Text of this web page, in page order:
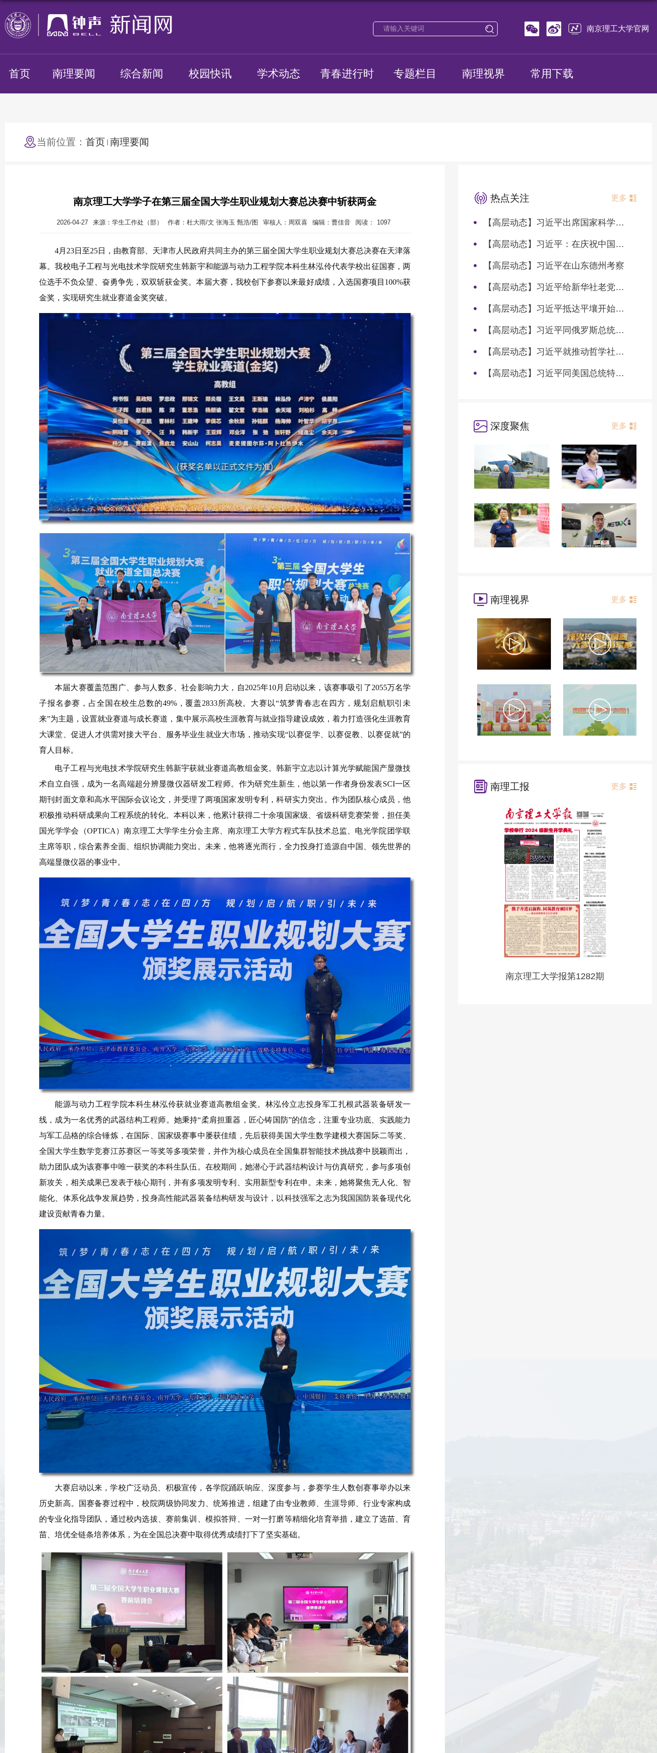
南京理工大学官网
首页 南理要闻 综合新闻 校园快讯 学术动态 青春进行时 专题栏目 南理视界 常用下载
当前位置： 首页 南理要闻
南京理工大学学子在第三届全国大学生职业规划大赛总决赛中斩获两金
2026-04-27 来源：学生工作处（部） 作者：杜大雨/文 张海玉 甄浩/图 审核人：周双喜 编辑：曹佳音 阅读： 1097
4月23日至25日，由教育部、天津市人民政府共同主办的第三届全国大学生职业规划大赛总决赛在天津落
幕。我校电子工程与光电技术学院研究生韩新宇和能源与动力工程学院本科生林泓伶代表学校出征国赛，两
位选手不负众望、奋勇争先，双双斩获金奖。本届大赛，我校创下参赛以来最好成绩，入选国赛项目100%获
金奖，实现研究生就业赛道金奖突破。
本届大赛覆盖范围广、参与人数多、社会影响力大，自2025年10月启动以来，该赛事吸引了2055万名学
子报名参赛，占全国在校生总数的49%，覆盖2833所高校。大赛以“筑梦青春志在四方，规划启航职引未
来”为主题，设置就业赛道与成长赛道，集中展示高校生涯教育与就业指导建设成效，着力打造强化生涯教育
大课堂、促进人才供需对接大平台、服务毕业生就业大市场，推动实现“以赛促学、以赛促教、以赛促就”的
育人目标。
电子工程与光电技术学院研究生韩新宇获就业赛道高教组金奖。韩新宇立志以计算光学赋能国产显微技
术自立自强，成为一名高端超分辨显微仪器研发工程师。作为研究生新生，他以第一作者身份发表SCI一区
期刊封面文章和高水平国际会议论文，并受理了两项国家发明专利，科研实力突出。作为团队核心成员，他
积极推动科研成果向工程系统的转化。本科以来，他累计获得二十余项国家级、省级科研竞赛荣誉，担任美
国光学学会（OPTICA）南京理工大学学生分会主席、南京理工大学方程式车队技术总监、电光学院团学联
主席等职，综合素养全面、组织协调能力突出。未来，他将逐光而行，全力投身打造源自中国、领先世界的
高端显微仪器的事业中。
能源与动力工程学院本科生林泓伶获就业赛道高教组金奖。 林泓伶立志投身军工扎根武器装备研发一
线，成为一名优秀的武器结构工程师。她秉持“柔肩担重器，匠心铸国防”的信念，注重专业功底、实践能力
与军工品格的综合锤炼，在国际、国家级赛事中屡获佳绩，先后获得美国大学生数学建模大赛国际二等奖、
全国大学生数学竞赛江苏赛区一等奖等多项荣誉，并作为核心成员在全国集群智能技术挑战赛中脱颖而出，
助力团队成为该赛事中唯一获奖的本科生队伍。在校期间，她潜心于武器结构设计与仿真研究，参与多项创
新攻关，相关成果已发表于核心期刊，并有多项发明专利、实用新型专利在申。未来，她将聚焦无人化、智
能化、体系化战争发展趋势，投身高性能武器装备结构研发与设计，以科技强军之志为我国国防装备现代化
建设贡献青春力量。
大赛启动以来，学校广泛动员、积极宣传，各学院踊跃响应、深度参与，参赛学生人数创赛事举办以来
历史新高。国赛备赛过程中，校院两级协同发力、统筹推进，组建了由专业教师、生涯导师、行业专家构成
的专业化指导团队，通过校内选拔、赛前集训、模拟答辩、一对一打磨等精细化培育举措，建立了选苗、育
苗、培优全链条培养体系，为在全国总决赛中取得优秀成绩打下了坚实基础。
热点关注 更多
【高层动态】习近平出席国家科学技术奖励大会两院院士大会中国科协第十一次全国代表大会并发表重要讲话
【高层动态】习近平：在庆祝中国共产党成立105周年大会上的讲话
【高层动态】习近平在山东德州考察
【高层动态】习近平给新华社老党员张连生回信强调 传承红色基因 在新征程上书写优异答卷
【高层动态】习近平抵达平壤开始对朝鲜进行国事访问
【高层动态】习近平同俄罗斯总统普京会谈
【高层动态】习近平就推动哲学社会科学高质量发展作出重要指示
【高层动态】习近平同美国总统特朗普会谈
深度聚焦 更多
南理视界 更多
南理工报 更多
南京理工大学报第1282期